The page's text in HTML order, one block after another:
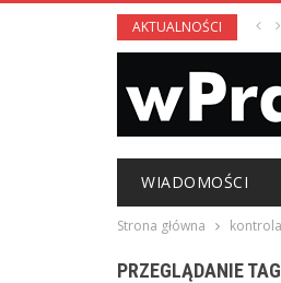
AKTUALNOŚCI
WIADOMOŚCI
Strona główna
PRZEGLĄDANIE